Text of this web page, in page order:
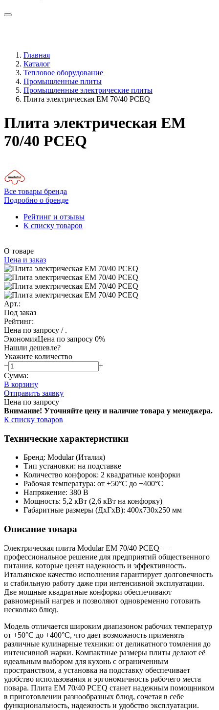
Главная
Каталог
Тепловое оборудование
Промышленные плиты
Промышленные электрические плиты
Плита электрическая EM 70/40 PCEQ
Плита электрическая EM
70/40 PCEQ
Все товары бренда
Подробно о бренде
Рейтинг и отзывы
К списку товаров
О товаре
Цена и заказ
Арт.:
Под заказ
Рейтинг:
Цена по запросу / .
ЭкономияЦена по запросу 0%
Нашли дешевле?
Укажите количество
−
+
Сумма:
В корзину
Отправить заявку
Цена по запросу
Внимание! Уточняйте цену и наличие товара у менеджера.
К списку товаров
Технические характеристики
Бренд: Modular (Италия)
Тип установки: на подставке
Количество конфорок: 2 квадратные конфорки
Рабочая температура: от +50°С до +400°С
Напряжение: 380 В
Мощность: 5,2 кВт (2,6 кВт на конфорку)
Габаритные размеры (ДхГхВ): 400x730x250 мм
Описание товара
Электрическая плита Modular EM 70/40 PCEQ —
профессиональное решение для предприятий общественного
питания, которые ценят надежность и эффективность.
Итальянское качество исполнения гарантирует долговечность
и стабильную работу даже при интенсивной эксплуатации.
Две мощные квадратные конфорки обеспечивают
равномерный нагрев и позволяют одновременно готовить
несколько блюд.
Модель отличается широким диапазоном рабочих температур
от +50°С до +400°С, что дает возможность применять
различные кулинарные техники: от деликатного томления до
интенсивной жарки. Компактные размеры плиты делают её
идеальным выбором для кухонь с ограниченным
пространством, а установка на подставку обеспечивает
удобство использования и эргономичность рабочего места
повара. Плита EM 70/40 PCEQ станет надежным помощником
в приготовлении разнообразных блюд, сочетая в себе
функциональность, надежность и удобство эксплуатации.